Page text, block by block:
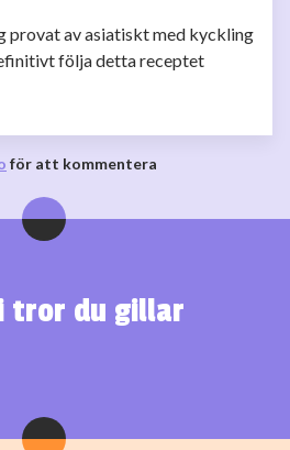
provat av asiatiskt med kyckling
följa detta receptet
för att kommentera
tror du gillar